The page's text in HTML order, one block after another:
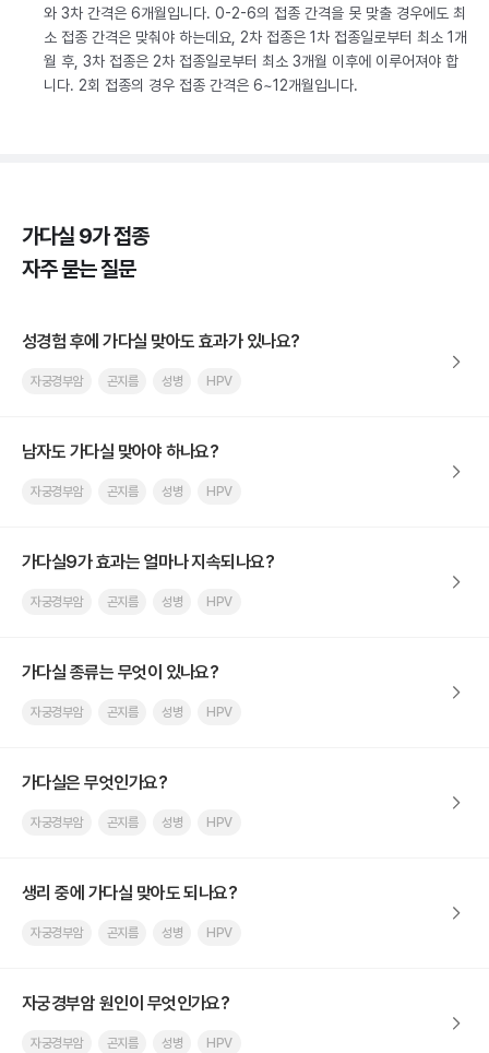
와 3차 간격은 6개월입니다. 0-2-6의 접종 간격을 못 맞출 경우에도 최
소 접종 간격은 맞춰야 하는데요, 2차 접종은 1차 접종일로부터 최소 1개
월 후, 3차 접종은 2차 접종일로부터 최소 3개월 이후에 이루어져야 합
니다. 2회 접종의 경우 접종 간격은 6~12개월입니다.
가다실 9가 접종
자주 묻는 질문
성경험 후에 가다실 맞아도 효과가 있나요?
자궁경부암 곤지름 성병 HPV
남자도 가다실 맞아야 하나요?
자궁경부암 곤지름 성병 HPV
가다실9가 효과는 얼마나 지속되나요?
자궁경부암 곤지름 성병 HPV
가다실 종류는 무엇이 있나요?
자궁경부암 곤지름 성병 HPV
가다실은 무엇인가요?
자궁경부암 곤지름 성병 HPV
생리 중에 가다실 맞아도 되나요?
자궁경부암 곤지름 성병 HPV
자궁경부암 원인이 무엇인가요?
자궁경부암 곤지름 성병 HPV